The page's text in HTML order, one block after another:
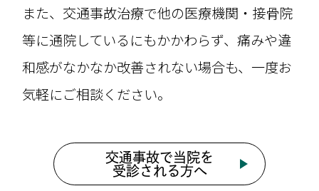
また、交通事故治療で他の医療機関・接骨院
等に通院しているにもかかわらず、痛みや違
和感がなかなか改善されない場合も、一度お
気軽にご相談ください。
交通事故で当院を
受診される方へ